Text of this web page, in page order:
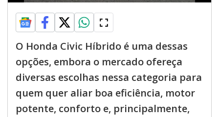
O Honda Civic Híbrido é uma dessas
opções, embora o mercado ofereça
diversas escolhas nessa categoria para
quem quer aliar boa eficiência, motor
potente, conforto e, principalmente,